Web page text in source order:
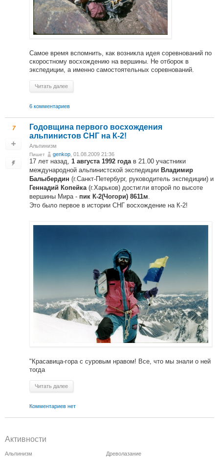
Самое время вспомнить, как возникла идея соревнований по
скоростному восхождению на вершины. Не отборок в
экспедиции, а именно самостоятельных соревнований.
Читать далее
6 комментариев
7
Годовщина первого восхождения
альпинистов СНГ на К-2!
Альпинизм
Пишет genkop , 01.08.2009 21:36
17 лет назад, 1 августа 1992 года в 21.00 участники
международной альпинистской экспедиции Владимир
Балыбердин (г.Санкт-Петербург, руководитель экспедиции) и
Геннадий Копейка (г.Харьков) достигли второй по высоте
вершины Мира - пик К-2(Чогори) 8611м
Это было первое в истории СНГ восхождение на К-2!
"Красавица-гора с суровым нравом! Все, что мы знали о ней
тогда
Читать далее
Комментариев нет
Активности
Альпинизм
Древолазание